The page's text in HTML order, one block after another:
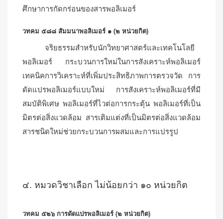
ศึกษาการกัดกร่อนของสารพอลิเมอร์
วทคม ๕๘๘ สัมมนาพอลิเมอร์ ๑ (๒ หน่วยกิต)
จริยธรรมสำหรับนักวิทยาศาสตร์และเทคโนโลยี
พอลิเมอร์ กระบวนการใหม่ในการสังเคราะห์พอลิเมอร์
เทคนิคการวิเคราะห์ที่เพิ่มประสิทธิภาพการตรวจวัด การ
ดัดแปรพอลิเมอร์แบบใหม่ การสังเคราะห์พอลิเมอร์ที่มี
สมบัติพิเศษ พอลิเมอร์ที่ไวต่อการกระตุ้น พอลิเมอร์ที่เป็น
มิตรต่อสิ่งแวดล้อม สารเติมแต่งที่เป็นมิตรต่อสิ่งแวดล้อม
สารชนิดใหม่ช่วยกระบวนการผสมและการแปรรูป
๔. หมวดวิชาเลือก ไม่น้อยกว่า ๑๐ หน่วยกิต
วทคม ๕๒๖ การดัดแปรพอลิเมอร์ (๒ หน่วยกิต)